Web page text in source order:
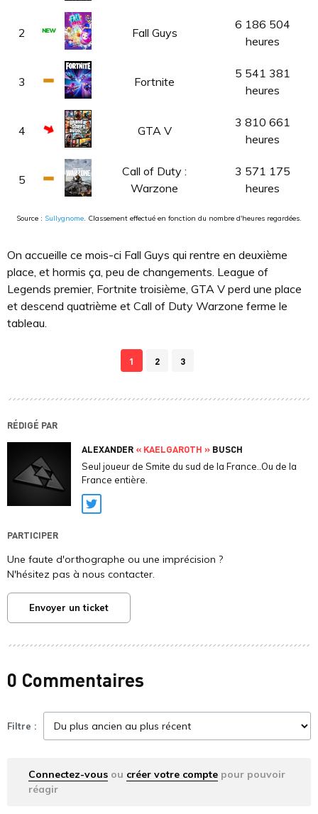
2 Fall Guys
6 186 504
heures
3 Fortnite
5 541 381
heures
4 GTA V
3 810 661
heures
5
Call of Duty :
Warzone
3 571 175
heures
Source : Sullygnome. Classement effectué en fonction du nombre d'heures regardées.
On accueille ce mois-ci Fall Guys qui rentre en deuxième
place, et hormis ça, peu de changements. League of
Legends premier, Fortnite troisième, GTA V perd une place
et descend quatrième et Call of Duty Warzone ferme le
tableau.
1 2 3
RÉDIGÉ PAR
ALEXANDER « KAELGAROTH » BUSCH
Seul joueur de Smite du sud de la France..Ou de la
France entière.
Twitter
PARTICIPER
Une faute d'orthographe ou une imprécision ?
N'hésitez pas à nous contacter.
Envoyer un ticket
0 Commentaires
Filtre :
Connectez-vous ou créer votre compte pour pouvoir
réagir